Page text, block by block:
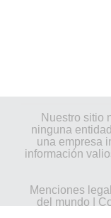
Nuestro sitio
ninguna
una empresa
información
Menciones
del mundo |